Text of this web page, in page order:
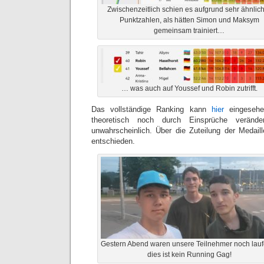
Zwischenzeitlich schien es aufgrund sehr
Punktzahlen, als hätten Simon und Maksym
gemeinsam trainiert…
… was auch auf Youssef und Robin zutrifft.
Das vollständige Ranking kann hier
theoretisch noch durch Einsprüche
unwahrscheinlich. Über die Zuteilung der
entschieden.
Gestern Abend waren unsere Teilnehmer noch
dies ist kein Running Gag!